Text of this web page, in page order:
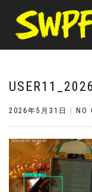
2026年5月31日 NO